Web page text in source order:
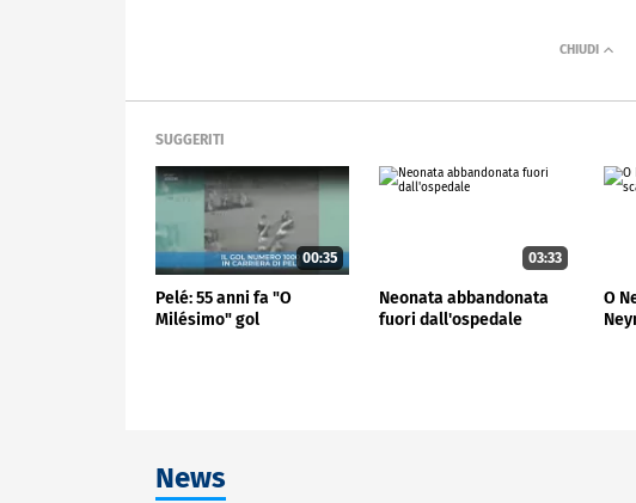
SUGGERITI
00:35
Pelé: 55 anni fa "O
Milésimo" gol
03:33
Neonata abbandonata
fuori dall'ospedale
O
News